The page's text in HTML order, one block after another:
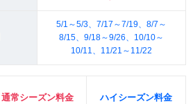
5/1～5/3、7/17～7/19、8/7～
8/15、9/18～9/26、10/10～
10/11、11/21～11/22
通常シーズン料金 ハイシーズン料金